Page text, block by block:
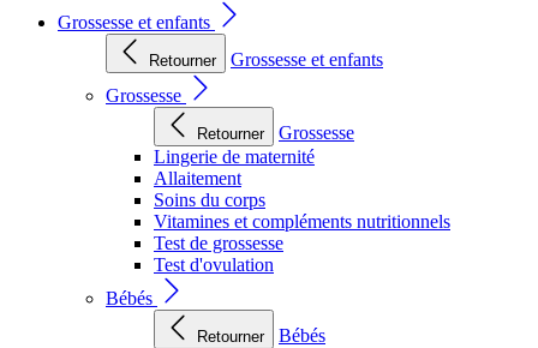
Grossesse et enfants
Retourner
Grossesse et enfants
Grossesse
Retourner
Grossesse
Lingerie de maternité
Allaitement
Soins du corps
Vitamines et compléments nutritionnels
Test de grossesse
Test d'ovulation
Bébés
Retourner
Bébés